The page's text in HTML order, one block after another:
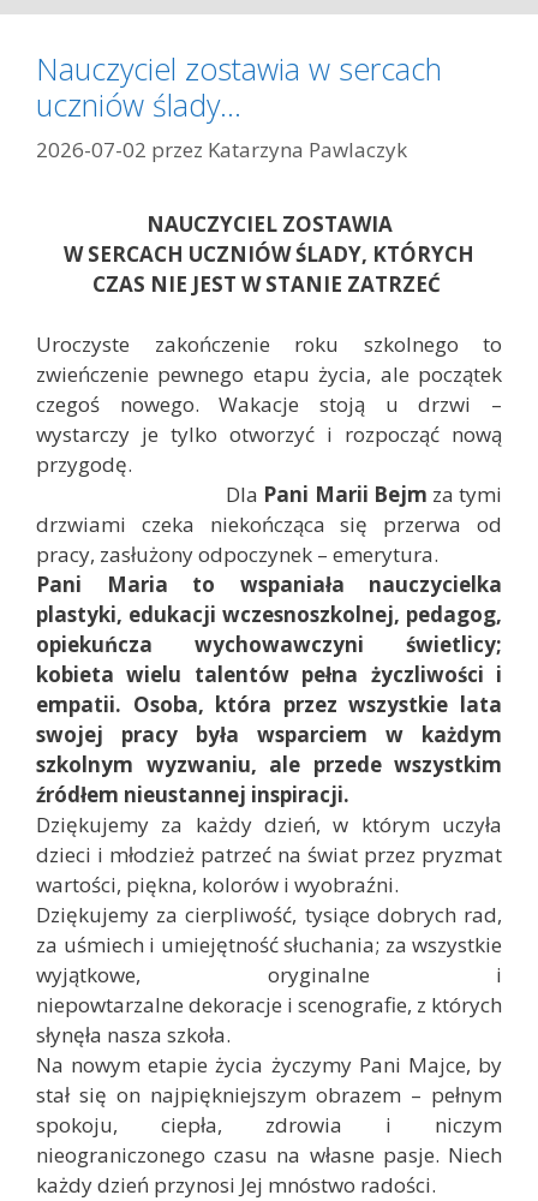
e
o
r
i
Nauczyciel zostawia w sercach
uczniów ślady…
2026-07-02 przez Katarzyna Pawlaczyk
NAUCZYCIEL ZOSTAWIA
W SERCACH UCZNIÓW ŚLADY, KTÓRYCH
CZAS NIE JEST W STANIE ZATRZEĆ
Uroczyste zakończenie roku szkolnego to
zwieńczenie pewnego etapu życia, ale początek
czegoś nowego. Wakacje stoją u drzwi –
wystarczy je tylko otworzyć i rozpocząć nową
przygodę.
Dla Pani Marii Bejm za tymi
drzwiami czeka niekończąca się przerwa od
pracy, zasłużony odpoczynek – emerytura.
Pani Maria to wspaniała nauczycielka
plastyki, edukacji wczesnoszkolnej, pedagog,
opiekuńcza wychowawczyni świetlicy;
kobieta wielu talentów pełna życzliwości i
empatii. Osoba, która przez wszystkie lata
swojej pracy była wsparciem w każdym
szkolnym wyzwaniu, ale przede wszystkim
źródłem nieustannej inspiracji.
Dziękujemy za każdy dzień, w którym uczyła
dzieci i młodzież patrzeć na świat przez pryzmat
wartości, piękna, kolorów i wyobraźni.
Dziękujemy za cierpliwość, tysiące dobrych rad,
za uśmiech i umiejętność słuchania; za wszystkie
wyjątkowe, oryginalne i
niepowtarzalne dekoracje i scenografie, z których
słynęła nasza szkoła.
Na nowym etapie życia życzymy Pani Majce, by
stał się on najpiękniejszym obrazem – pełnym
spokoju, ciepła, zdrowia i niczym
nieograniczonego czasu na własne pasje. Niech
każdy dzień przynosi Jej mnóstwo radości.